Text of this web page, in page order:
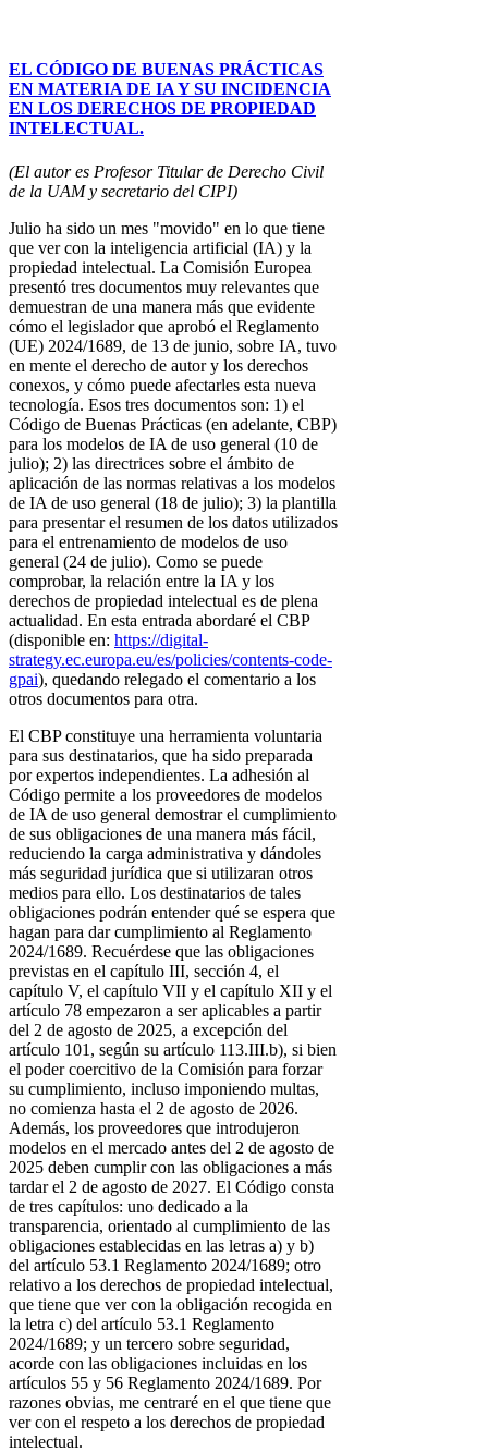
EL CÓDIGO DE BUENAS PRÁCTICAS
EN MATERIA DE IA Y SU INCIDENCIA
EN LOS DERECHOS DE PROPIEDAD
INTELECTUAL.
(El autor es Profesor Titular de Derecho Civil
de la UAM y secretario del CIPI)
Julio ha sido un mes "movido" en lo que tiene
que ver con la inteligencia artificial (IA) y la
propiedad intelectual. La Comisión Europea
presentó tres documentos muy relevantes que
demuestran de una manera más que evidente
cómo el legislador que aprobó el Reglamento
(UE) 2024/1689, de 13 de junio, sobre IA, tuvo
en mente el derecho de autor y los derechos
conexos, y cómo puede afectarles esta nueva
tecnología. Esos tres documentos son: 1) el
Código de Buenas Prácticas (en adelante, CBP)
para los modelos de IA de uso general (10 de
julio); 2) las directrices sobre el ámbito de
aplicación de las normas relativas a los modelos
de IA de uso general (18 de julio); 3) la plantilla
para presentar el resumen de los datos utilizados
para el entrenamiento de modelos de uso
general (24 de julio). Como se puede
comprobar, la relación entre la IA y los
derechos de propiedad intelectual es de plena
actualidad. En esta entrada abordaré el CBP
(disponible en: https://digital-
strategy.ec.europa.eu/es/policies/contents-code-
gpai), quedando relegado el comentario a los
otros documentos para otra.
El CBP constituye una herramienta voluntaria
para sus destinatarios, que ha sido preparada
por expertos independientes. La adhesión al
Código permite a los proveedores de modelos
de IA de uso general demostrar el cumplimiento
de sus obligaciones de una manera más fácil,
reduciendo la carga administrativa y dándoles
más seguridad jurídica que si utilizaran otros
medios para ello. Los destinatarios de tales
obligaciones podrán entender qué se espera que
hagan para dar cumplimiento al Reglamento
2024/1689. Recuérdese que las obligaciones
previstas en el capítulo III, sección 4, el
capítulo V, el capítulo VII y el capítulo XII y el
artículo 78 empezaron a ser aplicables a partir
del 2 de agosto de 2025, a excepción del
artículo 101, según su artículo 113.III.b), si bien
el poder coercitivo de la Comisión para forzar
su cumplimiento, incluso imponiendo multas,
no comienza hasta el 2 de agosto de 2026.
Además, los proveedores que introdujeron
modelos en el mercado antes del 2 de agosto de
2025 deben cumplir con las obligaciones a más
tardar el 2 de agosto de 2027. El Código consta
de tres capítulos: uno dedicado a la
transparencia, orientado al cumplimiento de las
obligaciones establecidas en las letras a) y b)
del artículo 53.1 Reglamento 2024/1689; otro
relativo a los derechos de propiedad intelectual,
que tiene que ver con la obligación recogida en
la letra c) del artículo 53.1 Reglamento
2024/1689; y un tercero sobre seguridad,
acorde con las obligaciones incluidas en los
artículos 55 y 56 Reglamento 2024/1689. Por
razones obvias, me centraré en el que tiene que
ver con el respeto a los derechos de propiedad
intelectual.